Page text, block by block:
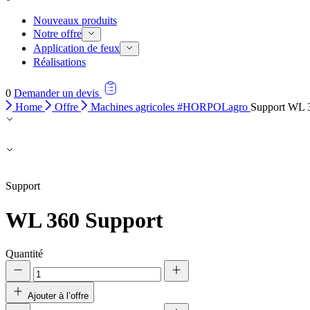
Nouveaux produits
Notre offre
Application de feux
Réalisations
0 Demander un devis
Home
Offre Machines agricoles #HORPOLagro Support WL
Support
WL 360 Support
Quantité
Ajouter à l’offre